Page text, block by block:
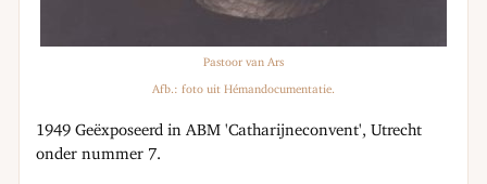
Pastoor van Ars
Afb.: foto uit Hémandocumentatie.
1949 Geëxposeerd in ABM 'Catharijneconvent', Utrecht
onder nummer 7.